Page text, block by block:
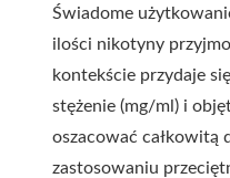
Świadome
ilości nikotyny
kontekście przydaje
stężenie (mg/ml) i
oszacować całkowitą
zastosowaniu